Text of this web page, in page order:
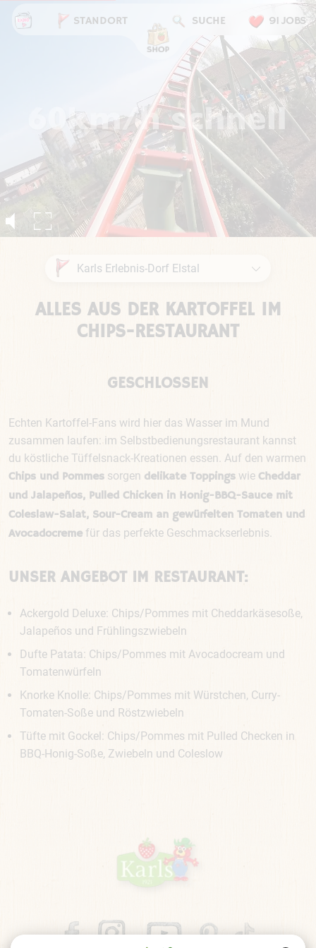
STANDORT SUCHE 91 JOBS
ALLES AUS DER KARTOFFEL IM
CHIPS-RESTAURANT
GESCHLOSSEN
Echten Kartoffel-Fans wird hier das Wasser im Mund
zusammen laufen: im Selbstbedienungsrestaurant kannst
du köstliche Tüffelsnack-Kreationen essen. Auf den warmen
Chips und Pommes sorgen delikate Toppings wie Cheddar
und Jalapeños, Pulled Chicken in Honig-BBQ-Sauce mit
Coleslaw-Salat, Sour-Cream an gewürfelten Tomaten und
Avocadocreme für das perfekte Geschmackserlebnis.
UNSER ANGEBOT IM RESTAURANT:
Ackergold Deluxe: Chips/Pommes mit Cheddarkäsesoße,
Jalapeños und Frühlingszwiebeln
Dufte Patata: Chips/Pommes mit Avocadocream und
Tomatenwürfeln
Knorke Knolle: Chips/Pommes mit Würstchen, Curry-
Tomaten-Soße und Röstzwiebeln
Tüfte mit Gockel: Chips/Pommes mit Pulled Checken in
BBQ-Honig-Soße, Zwiebeln und Coleslow